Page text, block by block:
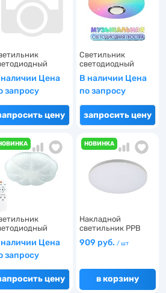
54…
Цена
запросу
цену
Светильник
светодиодный
накладной 40…
В наличии Цена
по запросу
запросить цену
Цена
запросу
цену
НОВИНКА
Накладной
светильник PPB
OPAL 36W 65…
909 руб. / шт
в корзину